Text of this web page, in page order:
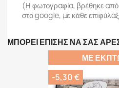
(Η φωτογραφία, βρέθηκε
στο google, με κάθε
ΜΠΟΡΕΊ ΕΠΊΣΗΣ ΝΑ ΣΑΣ
ΜΕ
-5,30 €